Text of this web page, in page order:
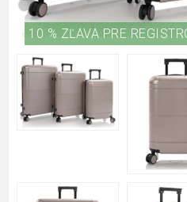
10 % ZĽAVA PRE